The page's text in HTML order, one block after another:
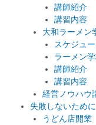
講師紹介
講習内容
大和ラーメン
スケジュ
ラーメン
講師紹介
講習内容
経営ノウハウ
失敗しないために
うどん店開業